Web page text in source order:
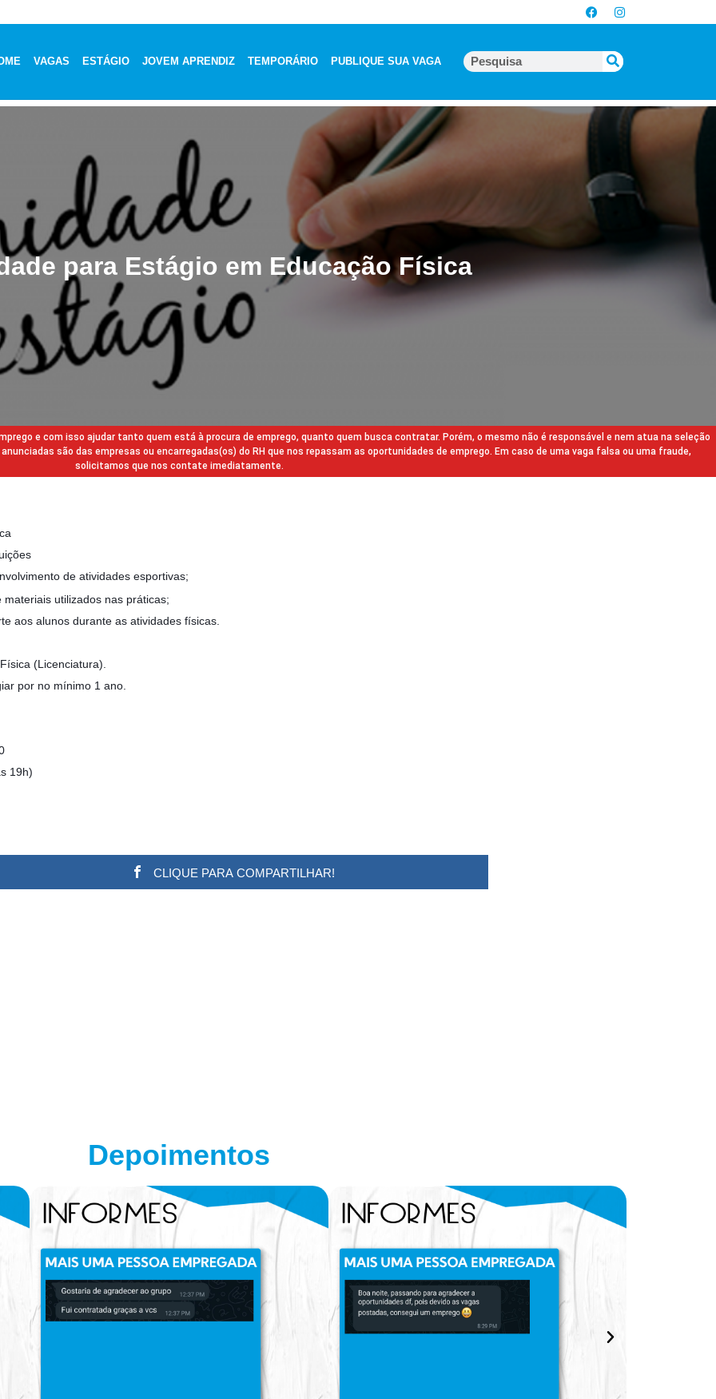
VAGAS ESTÁGIO JOVEM APRENDIZ TEMPORÁRIO PUBLIQUE SUA VAGA
para Estágio em Educação Física
e com isso ajudar tanto quem está à procura de emprego, quanto quem busca contratar. Porém, o mesmo não é responsável e nem atua na seleção
são das empresas ou encarregadas(os) do RH que nos repassam as oportunidades de emprego. Em caso de uma vaga falsa ou uma fraude,
solicitamos que nos contate imediatamente.
de atividades esportivas;
utilizados nas práticas;
aos alunos durante as atividades físicas.
(Licenciatura).
por no mínimo 1 ano.
19h)
CLIQUE PARA COMPARTILHAR!
Depoimentos